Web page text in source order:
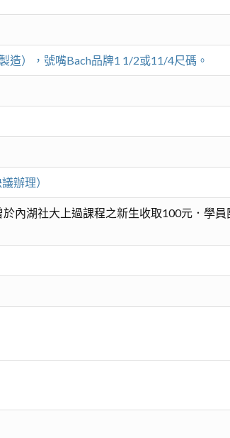
造），號嘴Bach品牌1 1/2或11/4尺碼。
辦理）
內湖社大上過課程之新生收取100元．學